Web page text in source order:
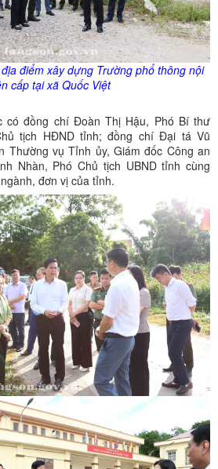
điểm xây dựng Trường phổ thông nội
cấp tại xã Quốc Việt
có đồng chí Đoàn Thị Hậu, Phó Bí thư
tịch HĐND tỉnh; đồng chí Đại tá Vũ
Thường vụ Tỉnh ủy, Giám đốc Công an
Nhàn, Phó Chủ tịch UBND tỉnh cùng
đơn vị của tỉnh.